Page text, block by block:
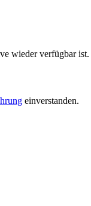
wieder verfügbar ist.
einverstanden.